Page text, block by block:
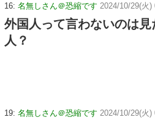
16: 名無しさん＠恐縮です 2024/10/29(火
外国人って言わないのは
人？
19: 名無しさん＠恐縮です 2024/10/29(火